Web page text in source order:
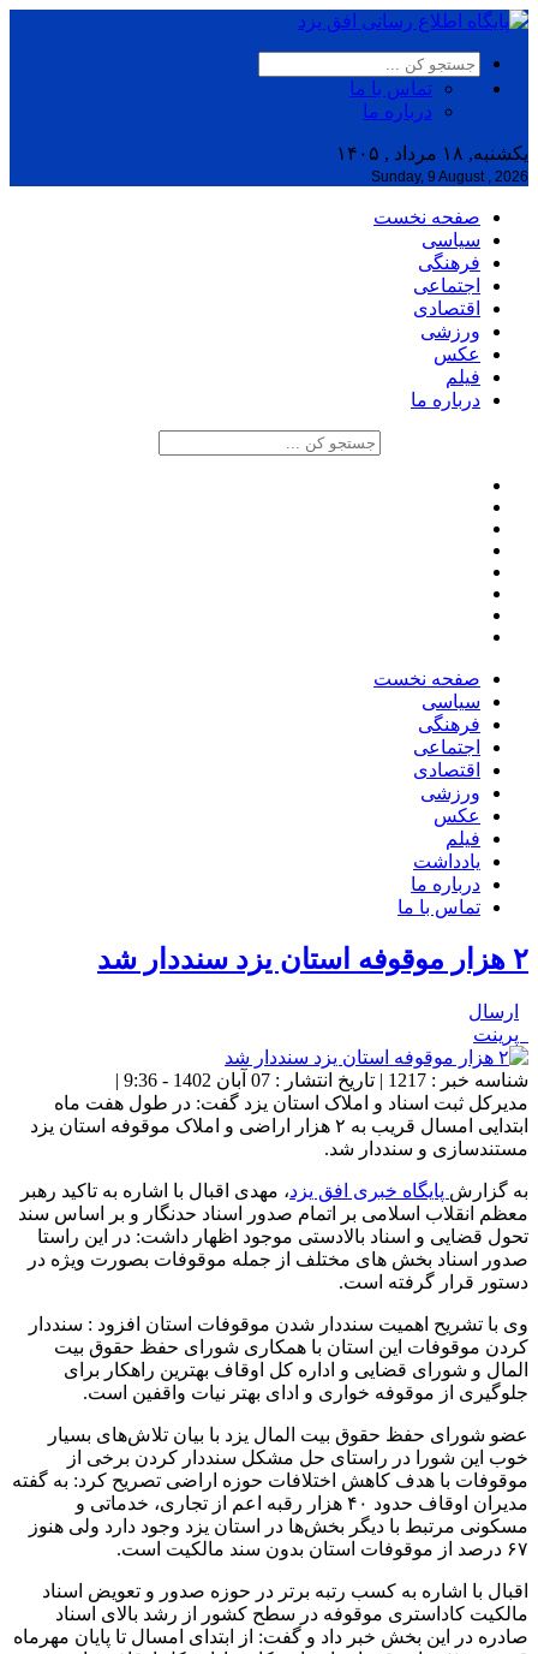
تماس با ما
درباره ما
یکشنبه, ۱۸ مرداد , ۱۴۰۵
Sunday, 9 August , 2026
صفحه نخست
سیاسی
فرهنگی
اجتماعی
اقتصادی
ورزشی
عکس
فیلم
درباره ما
صفحه نخست
سیاسی
فرهنگی
اجتماعی
اقتصادی
ورزشی
عکس
فیلم
یادداشت
درباره ما
تماس با ما
۲ هزار موقوفه استان یزد سنددار شد
ارسال
پرینت
شناسه خبر : 1217 | تاریخ انتشار : 07 آبان 1402 - 9:36 |
مدیرکل ثبت اسناد و املاک استان یزد گفت: در طول هفت ماه
ابتدایی امسال قریب به ۲ هزار اراضی و املاک موقوفه استان یزد
مستندسازی و سنددار شد.
به گزارش پایگاه خبری افق یزد، مهدی اقبال با اشاره به تاکید رهبر
معظم انقلاب اسلامی بر اتمام صدور اسناد حدنگار و بر اساس سند
تحول قضایی و اسناد بالادستی موجود اظهار داشت: در این راستا
صدور اسناد بخش های مختلف از جمله موقوفات بصورت ویژه در
دستور قرار گرفته است.
وی با تشریح اهمیت سنددار شدن موقوفات استان افزود : سنددار
کردن موقوفات این استان با همکاری شورای حفظ حقوق بیت
المال و شورای قضایی و اداره کل اوقاف بهترین راهکار برای
جلوگیری از موقوفه خواری و ادای بهتر نیات واقفین است.
عضو شورای حفظ حقوق بیت المال یزد با بیان تلاش‌های بسیار
خوب این شورا در راستای حل مشکل سنددار کردن برخی از
موقوفات با هدف کاهش اختلافات حوزه اراضی تصریح کرد: به گفته
مدیران اوقاف حدود ۴۰ هزار رقبه اعم از تجاری، خدماتی و
مسکونی مرتبط با دیگر بخش‌ها در استان یزد وجود دارد ولی هنوز
۶۷ درصد از موقوفات استان بدون سند مالکیت است.
اقبال با اشاره به کسب رتبه برتر در حوزه صدور و تعویض اسناد
مالکیت کاداستری موقوفه در سطح کشور از رشد بالای اسناد
صادره در این بخش خبر داد و گفت: از ابتدای امسال تا پایان مهرماه